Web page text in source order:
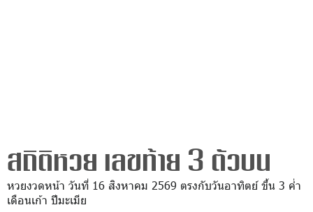
สถิติหวย เลขท้าย 3 ตัวบน
หวยงวดหน้า วันที่ 16 สิงหาคม 2569 ตรงกับวันอาทิตย์ ขึ้น 3 ค่ำ
เดือนเก้า ปีมะเมีย